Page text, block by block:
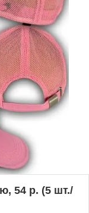
54 р. (5 шт./